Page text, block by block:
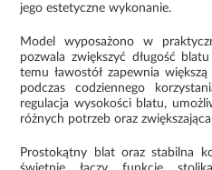
jego estetyczne wykonanie.
Model wyposażono w
pozwala zwiększyć długość
temu ławostół zapewnia
podczas codziennego
regulacja wysokości blatu,
różnych potrzeb oraz
Prostokątny blat oraz stabilna